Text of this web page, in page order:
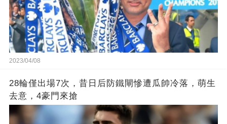
2023/04/08
28輪僅出場7次，昔日后防鐵閘慘遭瓜帥冷落，萌生
去意，4豪門來搶